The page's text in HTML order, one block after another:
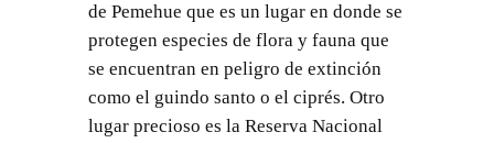
de Pemehue que es un lugar en donde se
protegen especies de flora y fauna que
se encuentran en peligro de extinción
como el guindo santo o el ciprés. Otro
lugar precioso es la Reserva Nacional